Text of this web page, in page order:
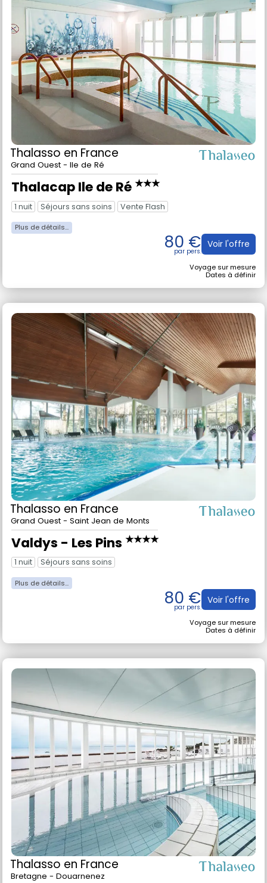
Thalasso en France
Grand Ouest - Ile de Ré
Thalacap Ile de Ré ★★★
1 nuit Séjours sans soins Vente Flash
80 € Voir l'offre
Voyage sur mesure
Dates à définir
Thalasso en France
Grand Ouest - Saint Jean de Monts
Valdys - Les Pins ★★★★
1 nuit Séjours sans soins
80 € Voir l'offre
Voyage sur mesure
Dates à définir
Thalasso en France
Bretagne - Douarnenez